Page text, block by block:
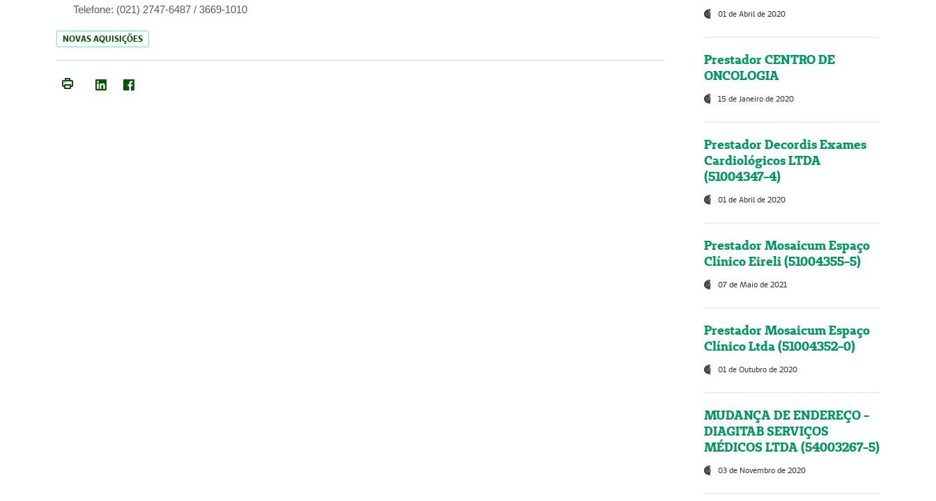
Telefone: (021) 2747-6487 / 3669-1010
NOVAS AQUISIÇÕES
01 de Abril de 2020
Prestador CENTRO DE
ONCOLOGIA
15 de Janeiro de 2020
Prestador Decordis Exames
Cardiológicos LTDA
(51004347-4)
01 de Abril de 2020
Prestador Mosaicum Espaço
Clínico Eireli (51004355-5)
07 de Maio de 2021
Prestador Mosaicum Espaço
Clínico Ltda (51004352-0)
01 de Outubro de 2020
MUDANÇA DE ENDEREÇO -
DIAGITAB SERVIÇOS
MÉDICOS LTDA (54003267-5)
03 de Novembro de 2020